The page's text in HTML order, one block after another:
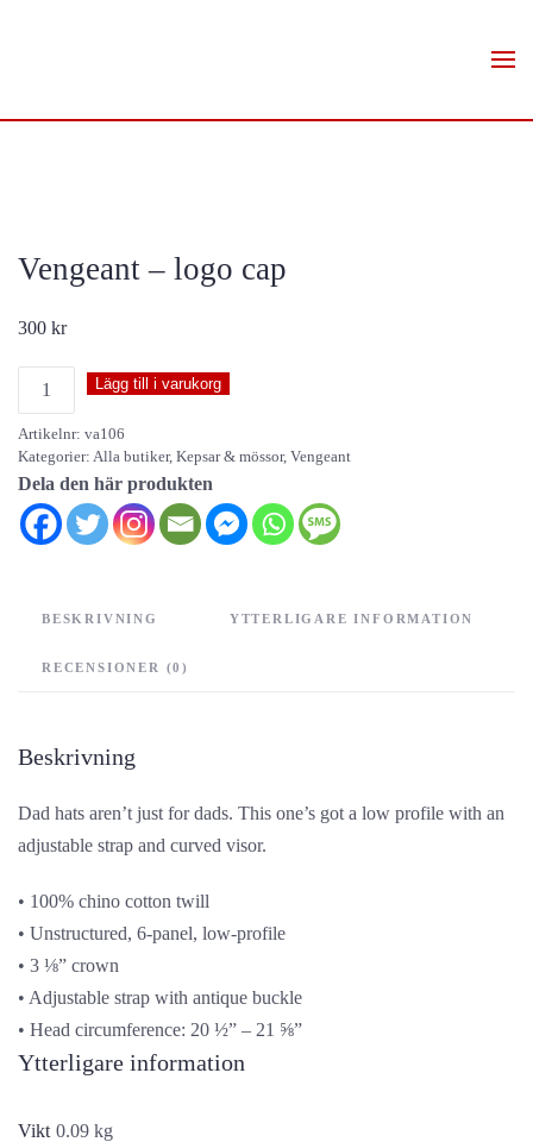
Vengeant – logo cap
300 kr
Vengeant
-
logo
cap
mängd
Lägg till i varukorg
Artikelnr: va106
Kategorier: Alla butiker, Kepsar & mössor, Vengeant
Dela den här produkten
BESKRIVNING YTTERLIGARE INFORMATION
RECENSIONER (0)
Beskrivning
Dad hats aren’t just for dads. This one’s got a low profile with an
adjustable strap and curved visor.
• 100% chino cotton twill
• Unstructured, 6-panel, low-profile
• 3 ⅛” crown
• Adjustable strap with antique buckle
• Head circumference: 20 ½” – 21 ⅝”
Ytterligare information
Vikt 0.09 kg